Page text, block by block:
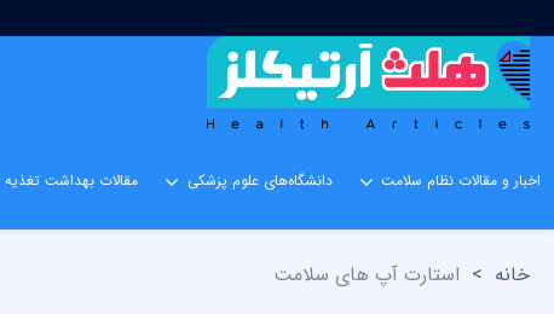
اخبار و مقالات نظام سلامت دانشگاه‌های علوم پزشکی مقالات بهداشت تغذیه
خانه > استارت آپ های سلامت